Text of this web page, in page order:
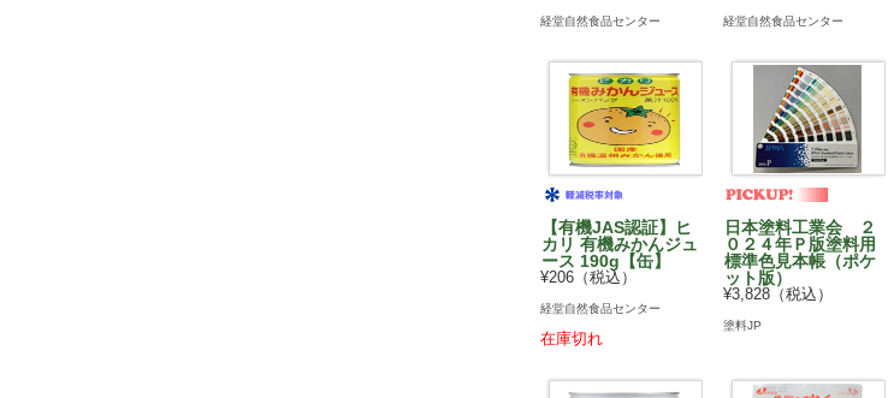
経堂自然食品センター 経堂自然食品センター
【有機JAS認証】ヒ
カリ 有機みかんジュ
ース 190g【缶】
¥206（税込）
経堂自然食品センター
在庫切れ
日本塗料工業会 ２
０２４年Ｐ版塗料用
標準色見本帳（ポケ
ット版）
¥3,828（税込）
塗料JP